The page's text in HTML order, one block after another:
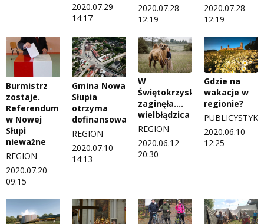
2020.07.29
14:17
2020.07.28
12:19
2020.07.28
12:19
Burmistrz
zostaje.
Referendum
w Nowej
Słupi
nieważne
REGION
2020.07.20
09:15
Gmina Nowa
Słupia
otrzyma
dofinansowanie
REGION
2020.07.10
14:13
W
Świętokrzyskiem
zaginęła….
wielbłądzica
REGION
2020.06.12
20:30
Gdzie na
wakacje w
regionie?
PUBLICYSTYKA
2020.06.10
12:25